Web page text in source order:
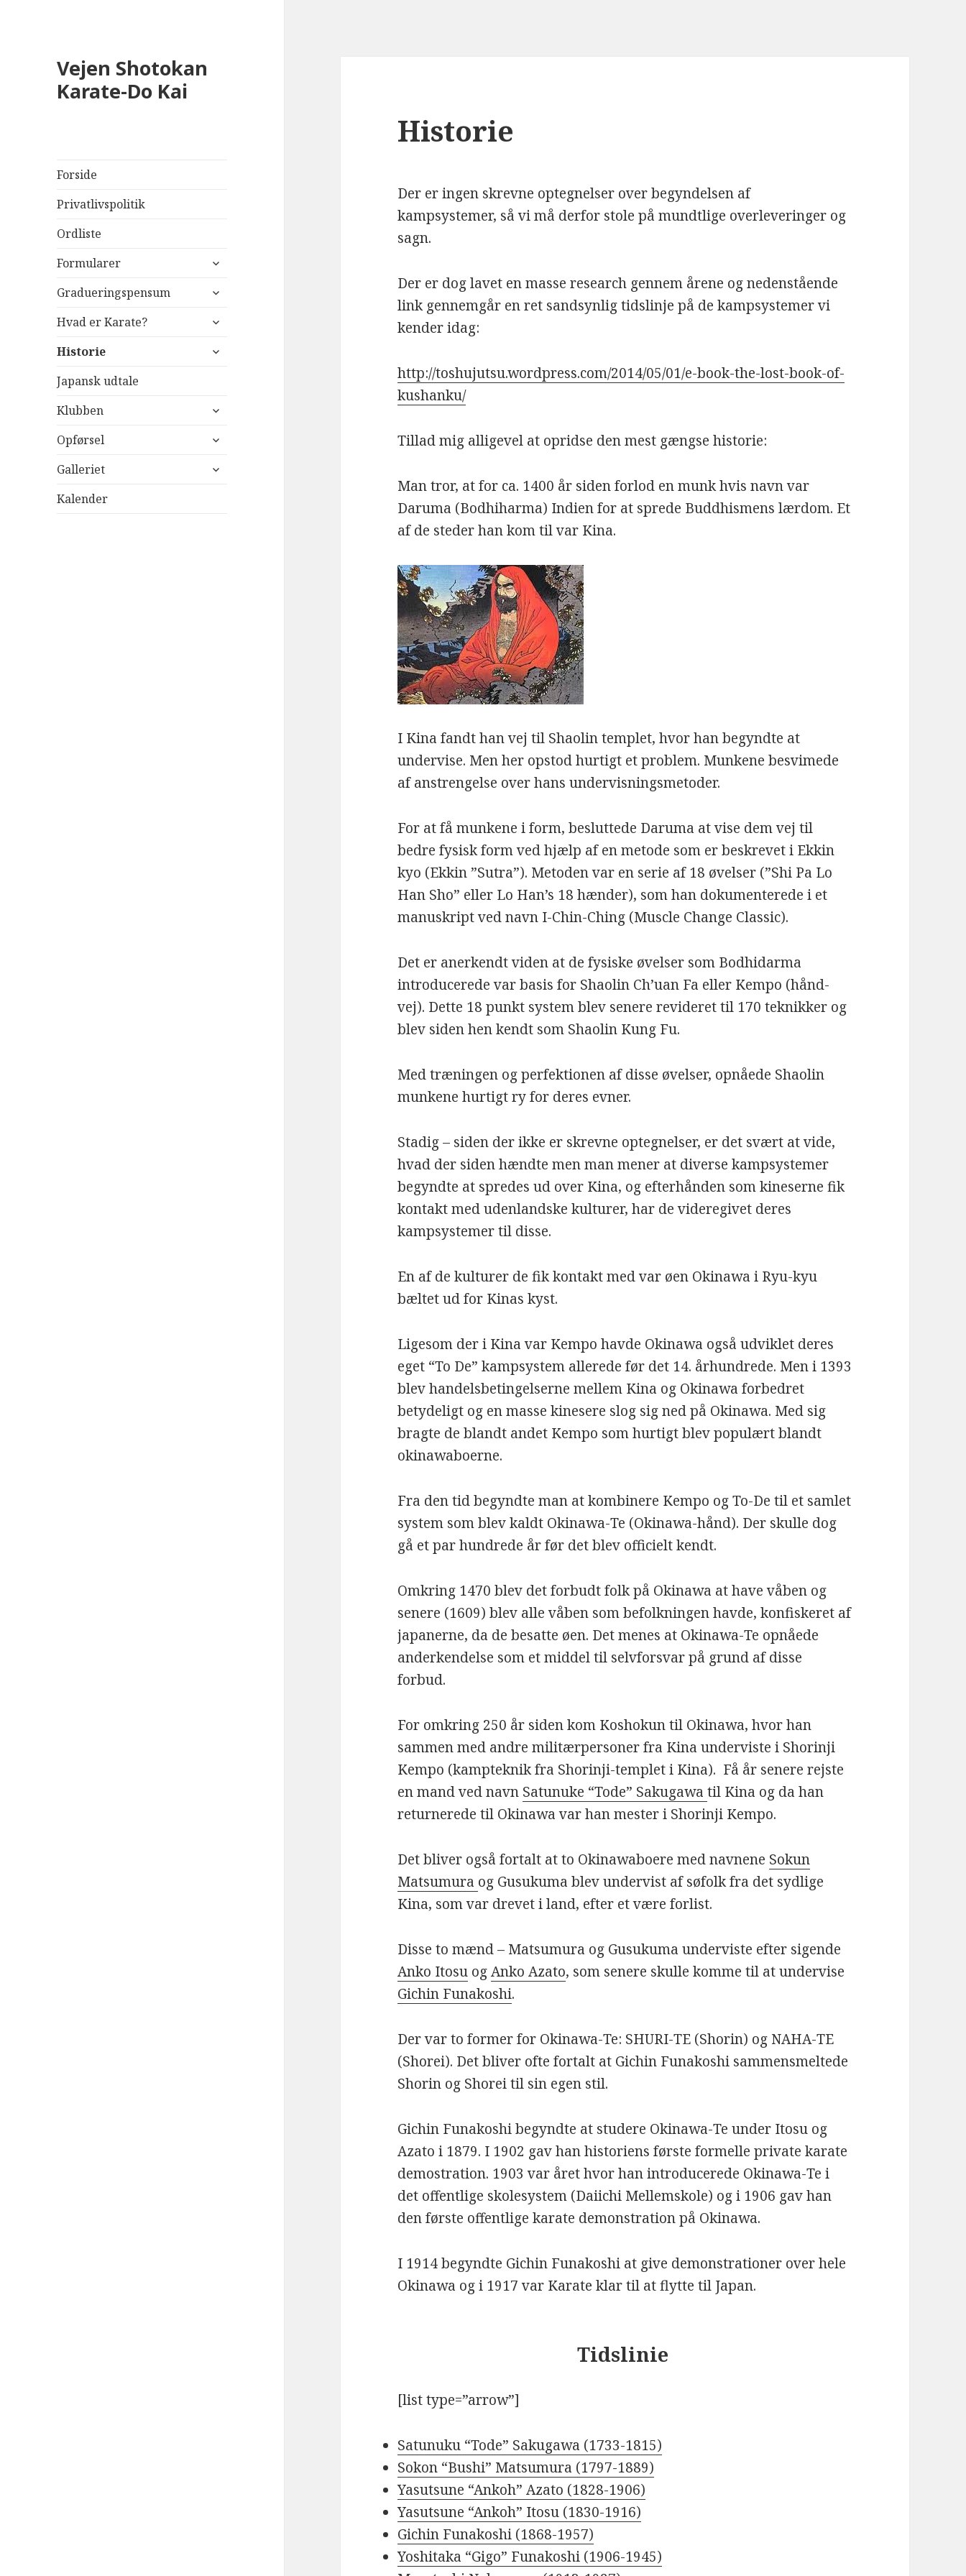
Vejen Shotokan
Karate-Do Kai
Forside
Privatlivspolitik
Ordliste
Formularer
udvid
Gradueringspensum
udvid
Hvad er Karate?
udvid
Historie
udvid
Japansk udtale
Klubben
udvid
Opførsel
udvid
Galleriet
udvid
Kalender
Historie
Der er ingen skrevne optegnelser over begyndelsen af
kampsystemer, så vi må derfor stole på mundtlige overleveringer og
sagn.
Der er dog lavet en masse research gennem årene og nedenstående
link gennemgår en ret sandsynlig tidslinje på de kampsystemer vi
kender idag:
http://toshujutsu.wordpress.com/2014/05/01/e-book-the-lost-book-of-
kushanku/
Tillad mig alligevel at opridse den mest gængse historie:
Man tror, at for ca. 1400 år siden forlod en munk hvis navn var
Daruma (Bodhiharma) Indien for at sprede Buddhismens lærdom. Et
af de steder han kom til var Kina.
I Kina fandt han vej til Shaolin templet, hvor han begyndte at
undervise. Men her opstod hurtigt et problem. Munkene besvimede
af anstrengelse over hans undervisningsmetoder.
For at få munkene i form, besluttede Daruma at vise dem vej til
bedre fysisk form ved hjælp af en metode som er beskrevet i Ekkin
kyo (Ekkin ”Sutra”). Metoden var en serie af 18 øvelser (”Shi Pa Lo
Han Sho” eller Lo Han’s 18 hænder), som han dokumenterede i et
manuskript ved navn I-Chin-Ching (Muscle Change Classic).
Det er anerkendt viden at de fysiske øvelser som Bodhidarma
introducerede var basis for Shaolin Ch’uan Fa eller Kempo (hånd-
vej). Dette 18 punkt system blev senere revideret til 170 teknikker og
blev siden hen kendt som Shaolin Kung Fu.
Med træningen og perfektionen af disse øvelser, opnåede Shaolin
munkene hurtigt ry for deres evner.
Stadig – siden der ikke er skrevne optegnelser, er det svært at vide,
hvad der siden hændte men man mener at diverse kampsystemer
begyndte at spredes ud over Kina, og efterhånden som kineserne fik
kontakt med udenlandske kulturer, har de videregivet deres
kampsystemer til disse.
En af de kulturer de fik kontakt med var øen Okinawa i Ryu-kyu
bæltet ud for Kinas kyst.
Ligesom der i Kina var Kempo havde Okinawa også udviklet deres
eget “To De” kampsystem allerede før det 14. århundrede. Men i 1393
blev handelsbetingelserne mellem Kina og Okinawa forbedret
betydeligt og en masse kinesere slog sig ned på Okinawa. Med sig
bragte de blandt andet Kempo som hurtigt blev populært blandt
okinawaboerne.
Fra den tid begyndte man at kombinere Kempo og To-De til et samlet
system som blev kaldt Okinawa-Te (Okinawa-hånd). Der skulle dog
gå et par hundrede år før det blev officielt kendt.
Omkring 1470 blev det forbudt folk på Okinawa at have våben og
senere (1609) blev alle våben som befolkningen havde, konfiskeret af
japanerne, da de besatte øen. Det menes at Okinawa-Te opnåede
anderkendelse som et middel til selvforsvar på grund af disse
forbud.
For omkring 250 år siden kom Koshokun til Okinawa, hvor han
sammen med andre militærpersoner fra Kina underviste i Shorinji
Kempo (kampteknik fra Shorinji-templet i Kina). Få år senere rejste
en mand ved navn Satunuke “Tode” Sakugawatil Kina og da han
returnerede til Okinawa var han mester i Shorinji Kempo.
Det bliver også fortalt at to Okinawaboere med navnene Sokun
Matsumura og Gusukuma blev undervist af søfolk fra det sydlige
Kina, som var drevet i land, efter et være forlist.
Disse to mænd – Matsumura og Gusukuma underviste efter sigende
Anko Itosu ogAnko Azato, som senere skulle komme til at undervise
Gichin Funakoshi.
Der var to former for Okinawa-Te: SHURI-TE (Shorin) og NAHA-TE
(Shorei). Det bliver ofte fortalt at Gichin Funakoshi sammensmeltede
Shorin og Shorei til sin egen stil.
Gichin Funakoshi begyndte at studere Okinawa-Te under Itosu og
Azato i 1879. I 1902 gav han historiens første formelle private karate
demostration. 1903 var året hvor han introducerede Okinawa-Te i
det offentlige skolesystem (Daiichi Mellemskole) og i 1906 gav han
den første offentlige karate demonstration på Okinawa.
I 1914 begyndte Gichin Funakoshi at give demonstrationer over hele
Okinawa og i 1917 var Karate klar til at flytte til Japan.
Tidslinie
[list type=”arrow”]
Satunuku “Tode” Sakugawa (1733-1815)
Sokon “Bushi” Matsumura (1797-1889)
Yasutsune “Ankoh” Azato (1828-1906)
Yasutsune “Ankoh” Itosu (1830-1916)
Gichin Funakoshi (1868-1957)
Yoshitaka “Gigo” Funakoshi (1906-1945)